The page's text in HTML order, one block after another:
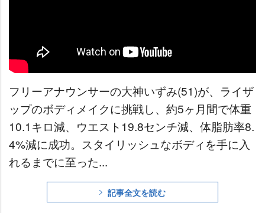
フリーアナウンサーの大神いずみ(51)が、ライザ
ップのボディメイクに挑戦し、約5ヶ月間で体重
10.1キロ減、ウエスト19.8センチ減、体脂肪率8.
4%減に成功。スタイリッシュなボディを手に入
れるまでに至った...
記事全文を読む